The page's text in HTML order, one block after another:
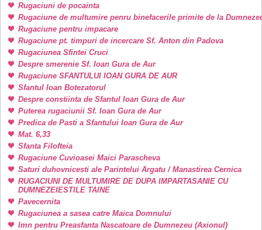
Rugaciuni de pocainta
Rugaciune de multumire penru binefacerile primite de la
Rugaciune pentru impacare
Rugaciune pt. timpuri de incercare Sf. Anton din Padova
Rugaciunea Sfintei Cruci
Despre smerenie Sf. Ioan Gura de Aur
Rugaciune SFANTULUI IOAN GURA DE AUR
Sfantul Ioan Botezatorul
Despre constiinta de Sfantul Ioan Gura de Aur
Puterea rugaciunii Sf. Ioan Gura de Aur
Predica de Pasti a Sfantului Ioan Gura de Aur
Mat. 6,33
Sfanta Filofteia
Rugaciune Cuvioasei Maici Parascheva
Saturi duhovnicesti ale Parintelui Argatu / Manastirea Cernica
RUGACIUNI DE MULTUMIRE DE DUPA IMPARTASANIE CU
DUMNEZEIESTILE TAINE
Pavecernita
Rugaciunea a sasea catre Maica Domnului
Imn pentru Preasfanta Nascatoare de Dumnezeu (Axionul)